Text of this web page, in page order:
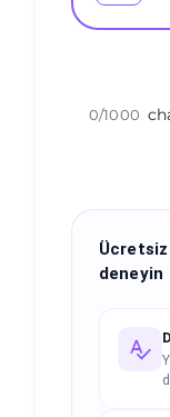
0/1000
Ücretsiz
deneyin